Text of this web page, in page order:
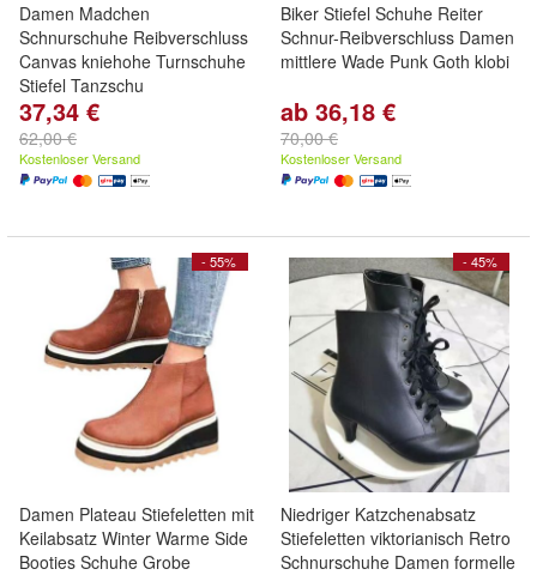
Damen Madchen
Schnurschuhe Reibverschluss
Canvas kniehohe Turnschuhe
Stiefel Tanzschu
37,34 €
62,00 €
Kostenloser Versand
Biker Stiefel Schuhe Reiter
Schnur-Reibverschluss Damen
mittlere Wade Punk Goth klobi
ab 36,18 €
70,00 €
Kostenloser Versand
- 55%
Damen Plateau Stiefeletten mit
Keilabsatz Winter Warme Side
Booties Schuhe Grobe
- 45%
Niedriger Katzchenabsatz
Stiefeletten viktorianisch Retro
Schnurschuhe Damen formelle